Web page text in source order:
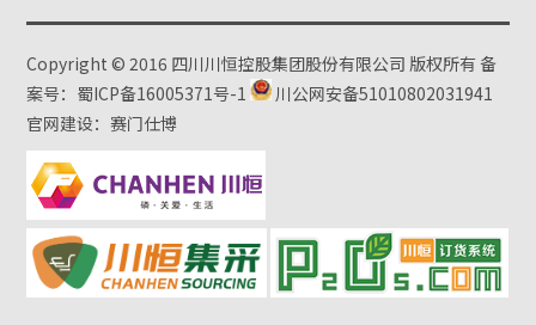
Copyright © 2016 四川川恒控股集团股份有限公司 版权所有备
案号：蜀ICP备16005371号-1
川公网安备51010802031941
官网建设：赛门仕博